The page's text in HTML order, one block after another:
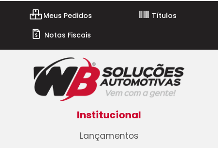
Meus Pedidos
Títulos
Notas Fiscais
Institucional
Lançamentos